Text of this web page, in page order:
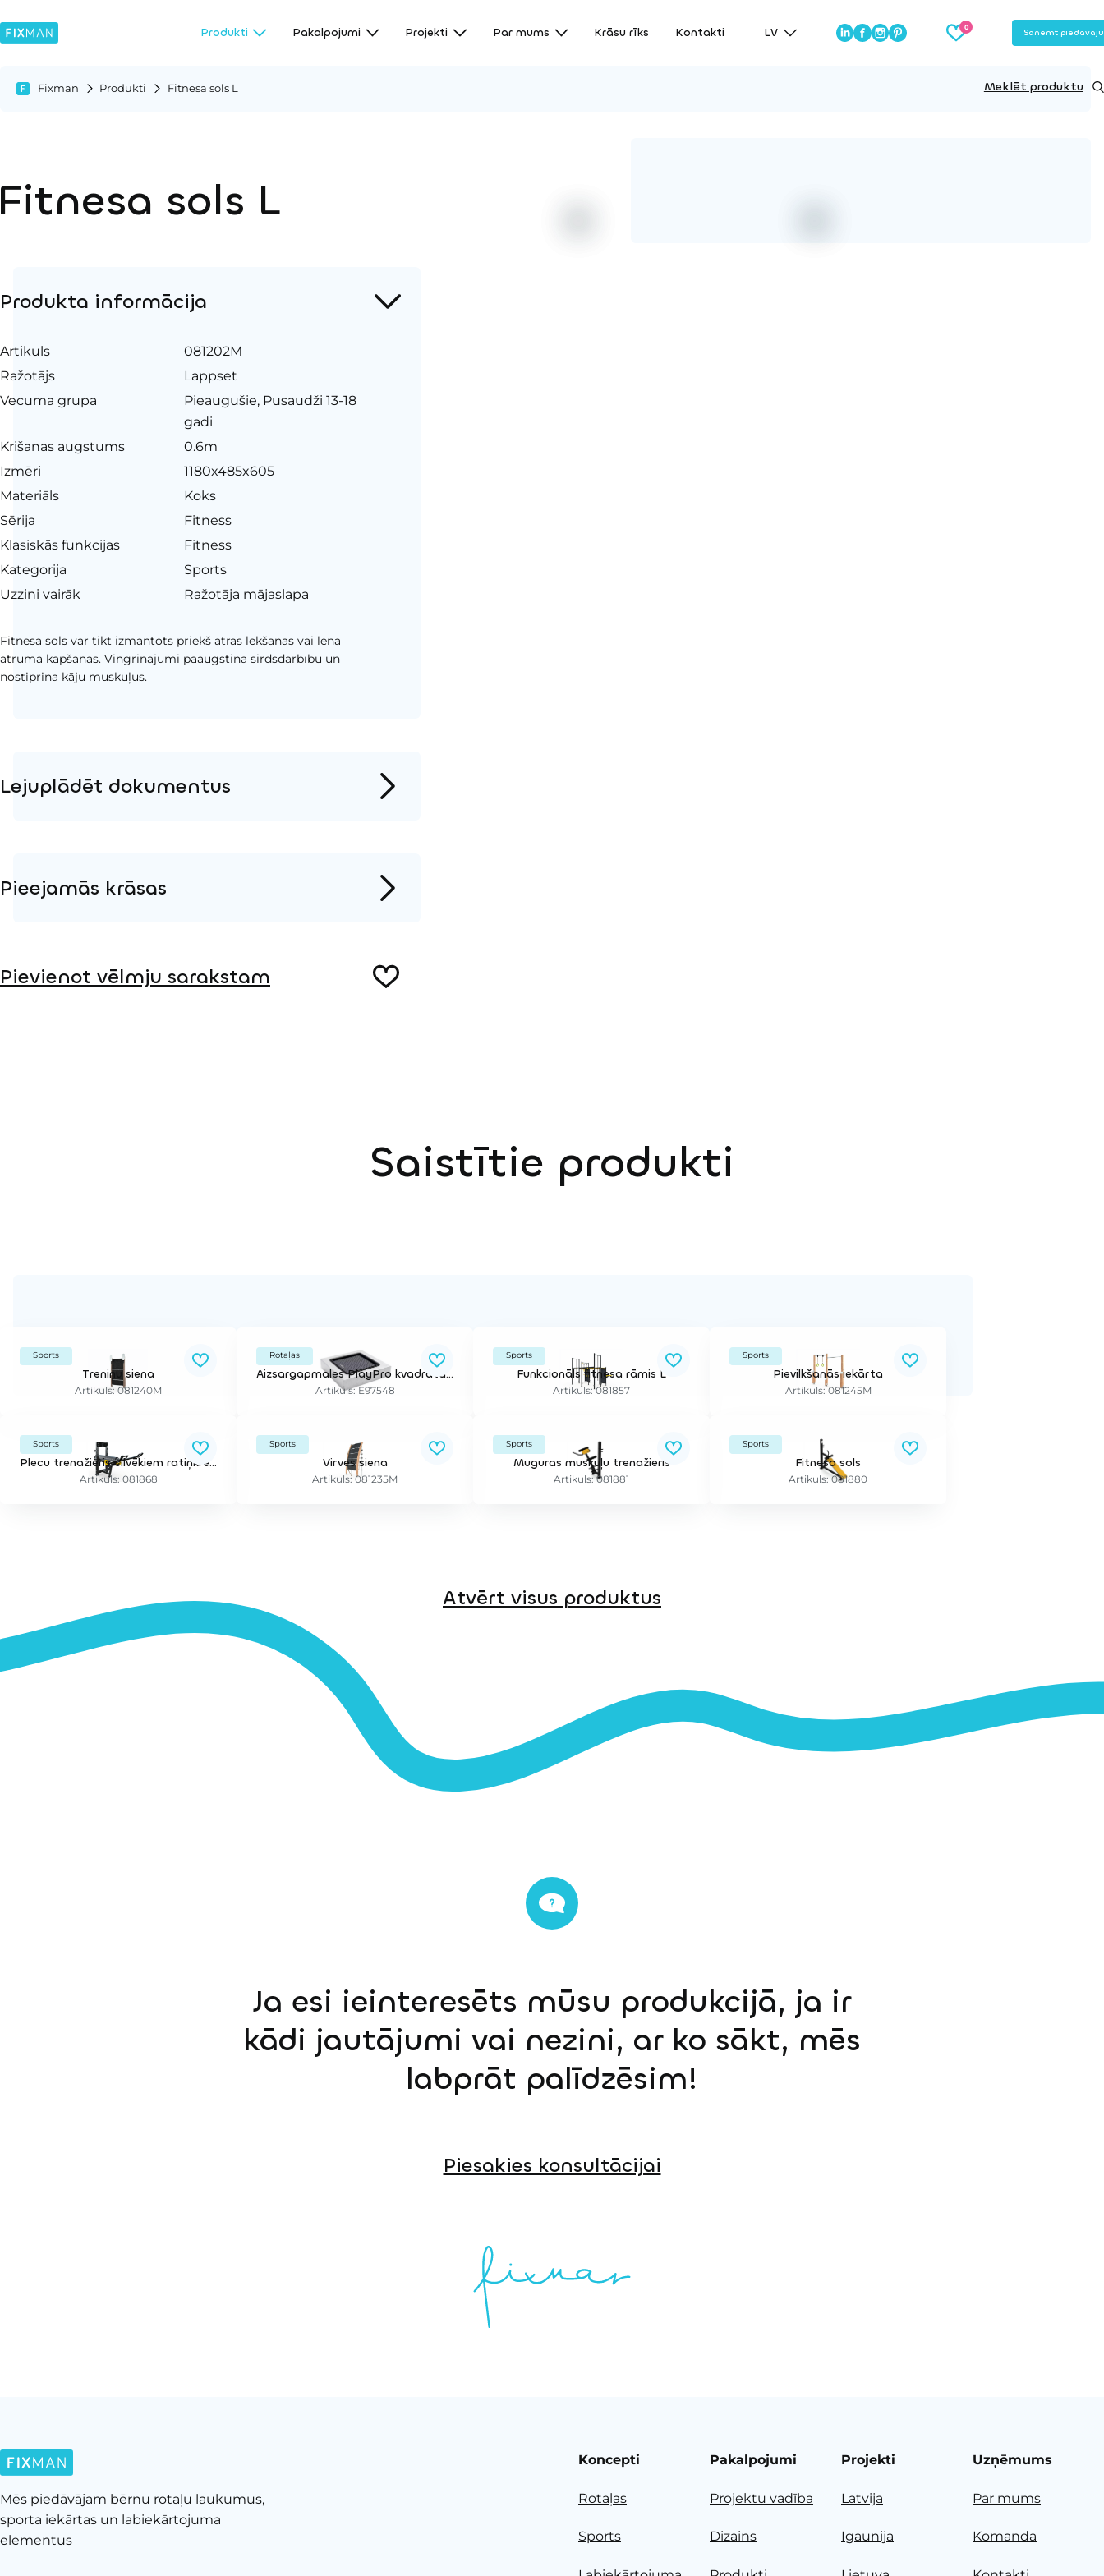
Produkti Pakalpojumi Projekti Par mums Krāsu rīks Kontakti LV Saņemt
Fixman Produkti Fitnesa sols L Meklēt produktu
sols L
Produkta informācija
Artikuls
081202M
Ražotājs
Lappset
Vecuma grupa
Pieaugušie, Pusaudži 13-18
gadi
Krišanas augstums
0.6m
Izmēri
1180x485x605
Materiāls
Koks
Sērija
Fitness
Klasiskās funkcijas
Fitness
Kategorija
Sports
Uzzini vairāk
Ražotāja mājaslapa
Fitnesa sols var tikt izmantots priekš ātras lēkšanas vai lēna
ātruma kāpšanas. Vingrinājumi paaugstina sirdsdarbību un
nostiprina kāju muskuļus.
Lejuplādēt dokumentus
2D DWG – Sānu skats
Pieejamās krāsas
Pievienot vēlmju sarakstam
Saistītie produkti
Sports
Treniņu siena
Artikuls: 081240M
Rotaļas
Aizsargapmales PlayPro kvadrāta formas XL lēkāšanas ierīcei (200x200cm)
Artikuls: E97548
Sports
Funkcionāls fitnesa rāmis L
Artikuls: 081857
Sports
Pievilkšanās iekārta
Artikuls: 081245M
Sports
Plecu trenažieris cilvēkiem ratiņkrēslā (regulējams smagums)
Artikuls: 081868
Sports
Virves siena
Artikuls: 081235M
Sports
Muguras muskuļu trenažieris
Artikuls: 081881
Sports
Fitnesa sols
Artikuls: 081880
Atvērt visus produktus
Ja esi ieinteresēts mūsu produkcijā, ja ir
kādi jautājumi vai nezini, ar ko sākt, mēs
labprāt palīdzēsim!
Piesakies konsultācijai
Mēs piedāvājam bērnu rotaļu laukumus,
sporta iekārtas un labiekārtojuma
elementus
Koncepti
Rotaļas
Sports
Pakalpojumi
Projektu vadība
Dizains
Projekti
Latvija
Igaunija
Uzņēmums
Par mums
Komanda